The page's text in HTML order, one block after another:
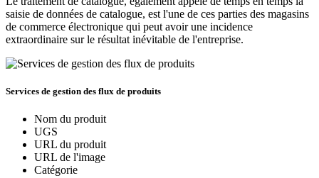
saisie de données de catalogue, est l'une de ces parties des magasins
de commerce électronique qui peut avoir une incidence
extraordinaire sur le résultat inévitable de l'entreprise.
Services de gestion des flux de produits
Nom du produit
UGS
URL du produit
URL de l'image
Catégorie